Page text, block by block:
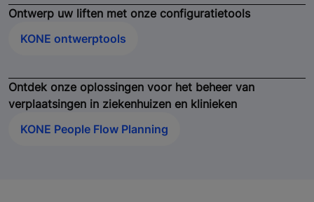
Ontwerp uw liften met onze configuratietools
KONE ontwerptools
Ontdek onze oplossingen voor het beheer van
verplaatsingen in ziekenhuizen en klinieken
KONE People Flow Planning